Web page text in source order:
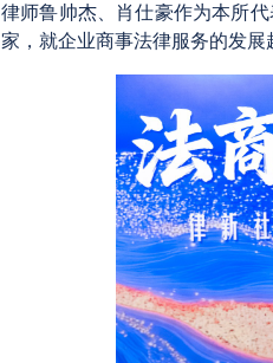
律师鲁帅杰、肖仕豪作为本所
家，就企业商事法律服务的发展